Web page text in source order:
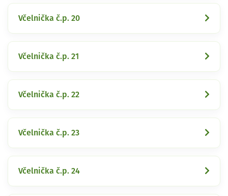
Včelnička č.p. 20
Včelnička č.p. 21
Včelnička č.p. 22
Včelnička č.p. 23
Včelnička č.p. 24